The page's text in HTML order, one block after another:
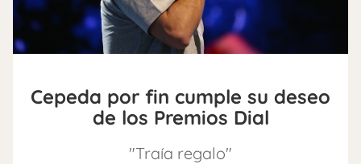
Cepeda por fin cumple su deseo
de los Premios Dial
"Traía regalo"